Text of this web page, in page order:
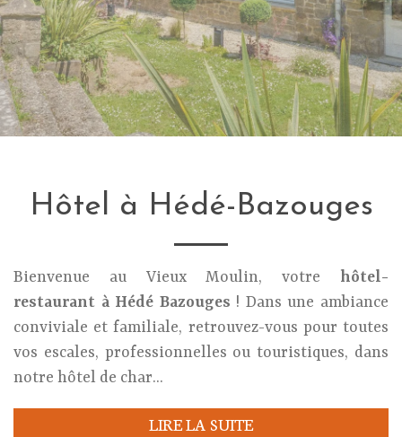
Hôtel à Hédé-Bazouges
Bienvenue au Vieux Moulin, votre hôtel-
restaurant à Hédé Bazouges ! Dans une ambiance
conviviale et familiale, retrouvez-vous pour toutes
vos escales, professionnelles ou touristiques, dans
notre hôtel de char...
LIRE LA SUITE